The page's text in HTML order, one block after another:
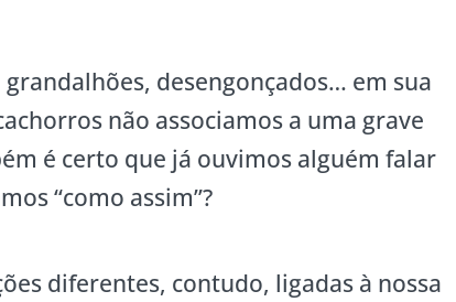
desengonçados… em sua
não associamos a uma grave
é certo que já ouvimos alguém falar
“como assim”?
diferentes, contudo, ligadas à nossa